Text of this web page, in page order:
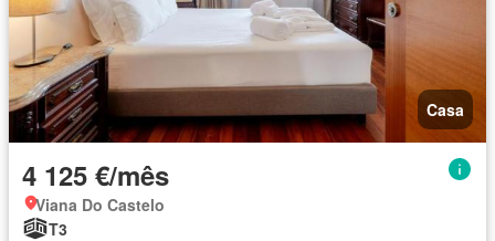
Casa
4 125 €/mês
Viana Do Castelo
T3